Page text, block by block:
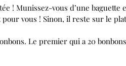
! Munissez-vous d’une baguette
vous ! Sinon, il reste sur le
Le premier qui a 20